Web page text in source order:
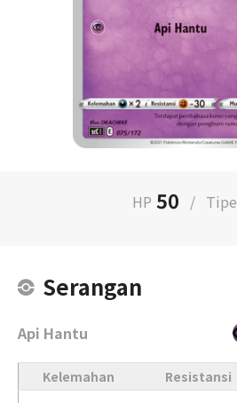
HP 50 / Tipe
Serangan
Api Hantu
Kelemahan Resistansi